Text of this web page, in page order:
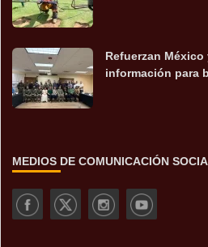
Refuerzan
información para
MEDIOS DE COMUNICACIÓN